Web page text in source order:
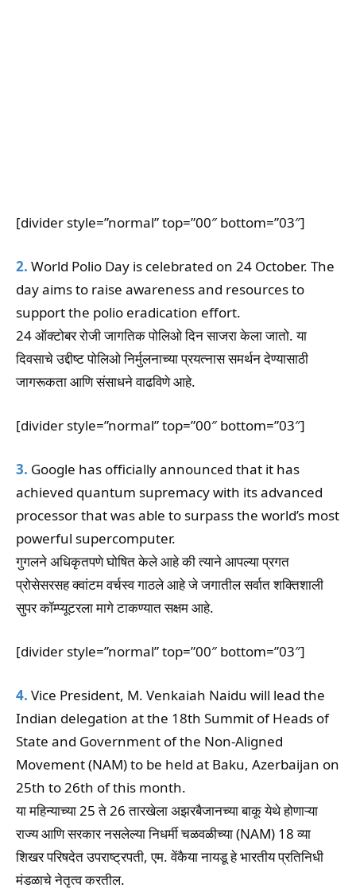
[divider style=”normal” top=”00″ bottom=”03″]
2. World Polio Day is celebrated on 24 October. The
day aims to raise awareness and resources to
support the polio eradication effort.
24 ऑक्टोबर रोजी जागतिक पोलिओ दिन साजरा केला जातो. या
दिवसाचे उद्दीष्ट पोलिओ निर्मुलनाच्या प्रयत्नास समर्थन देण्यासाठी
जागरूकता आणि संसाधने वाढविणे आहे.
[divider style=”normal” top=”00″ bottom=”03″]
3. Google has officially announced that it has
achieved quantum supremacy with its advanced
processor that was able to surpass the world’s most
powerful supercomputer.
गुगलने अधिकृतपणे घोषित केले आहे की त्याने आपल्या प्रगत
प्रोसेसरसह क्वांटम वर्चस्व गाठले आहे जे जगातील सर्वात शक्तिशाली
सुपर कॉम्प्यूटरला मागे टाकण्यात सक्षम आहे.
[divider style=”normal” top=”00″ bottom=”03″]
4. Vice President, M. Venkaiah Naidu will lead the
Indian delegation at the 18th Summit of Heads of
State and Government of the Non-Aligned
Movement (NAM) to be held at Baku, Azerbaijan on
25th to 26th of this month.
या महिन्याच्या 25 ते 26 तारखेला अझरबैजानच्या बाकू येथे होणाऱ्या
राज्य आणि सरकार नसलेल्या निधर्मी चळवळीच्या (NAM) 18 व्या
शिखर परिषदेत उपराष्ट्रपती, एम. वेंकैया नायडू हे भारतीय प्रतिनिधी
मंडळाचे नेतृत्व करतील.